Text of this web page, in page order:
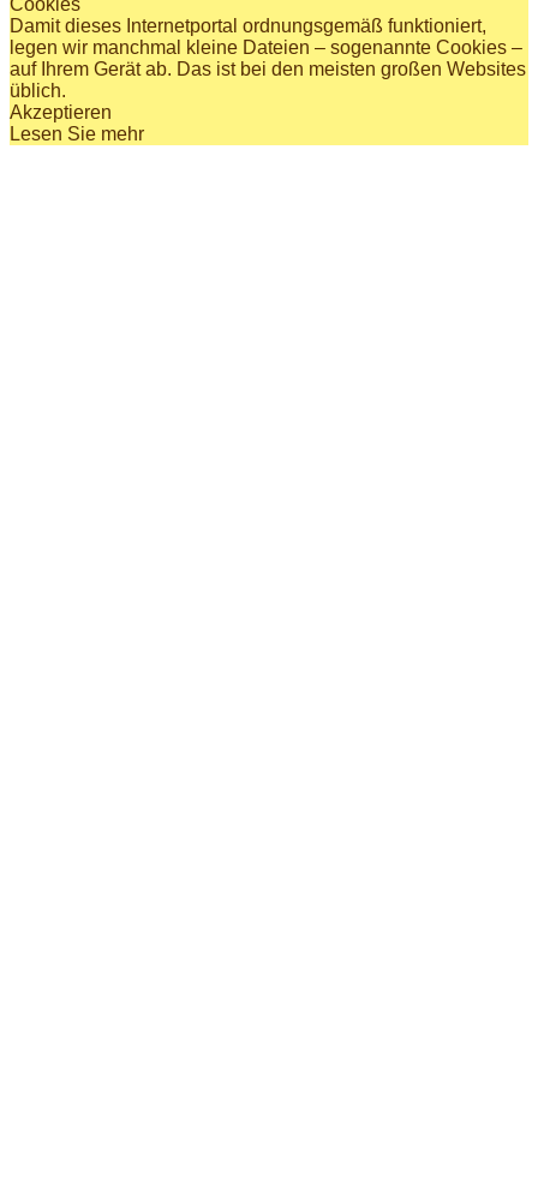
Damit dieses Internetportal ordnungsgemäß funktioniert,
legen wir manchmal kleine Dateien – sogenannte Cookies –
auf Ihrem Gerät ab. Das ist bei den meisten großen Websites
üblich.
Akzeptieren
Lesen Sie mehr